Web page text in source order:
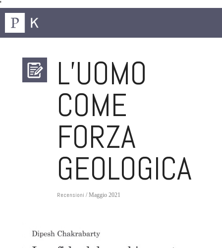
'
L’UOMO
COME
FORZA
GEOLOGICA
Recensioni / Maggio 2021